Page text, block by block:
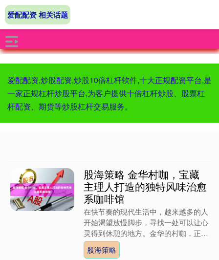
爱配配资,炒股配资,炒股10倍杠杆软件,十大正规配资平台,是
一家正规杠杆炒股平台,为客户提供十倍杠杆炒股、股票杠
杆配资、期货等炒股杠杆交易服务。
爱配配资 相关话题
股海策略 金华村咖，宝藏
主理人打造的独特风味治愈
系咖啡馆
在快节奏的现代生活中，越来越多的人
开始渴望放慢脚步，寻找一处可以让心
灵得到休憩的地方。金华的村咖，正是
这样一个理想的去处。这里的咖啡不仅
仅是饮品，更是生活的调味....
股海策略